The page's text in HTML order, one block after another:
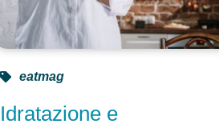
Idratazione e
eatmag